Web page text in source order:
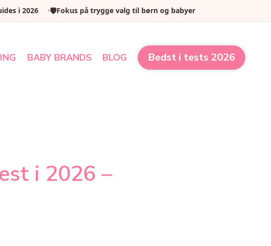
i 2026 🛡️Fokus på trygge valg til børn og babyer
BABY BRANDS BLOG Bedst i tests 2026
i 2026 –